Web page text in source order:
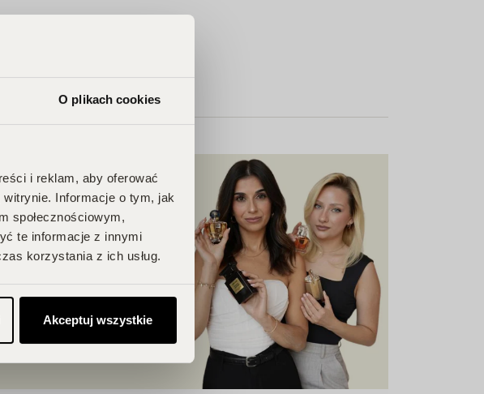
O plikach cookies
i reklam, aby oferować
Informacje o tym, jak
społecznościowym,
te informacje z innymi
korzystania z ich usług.
Akceptuj wszystkie